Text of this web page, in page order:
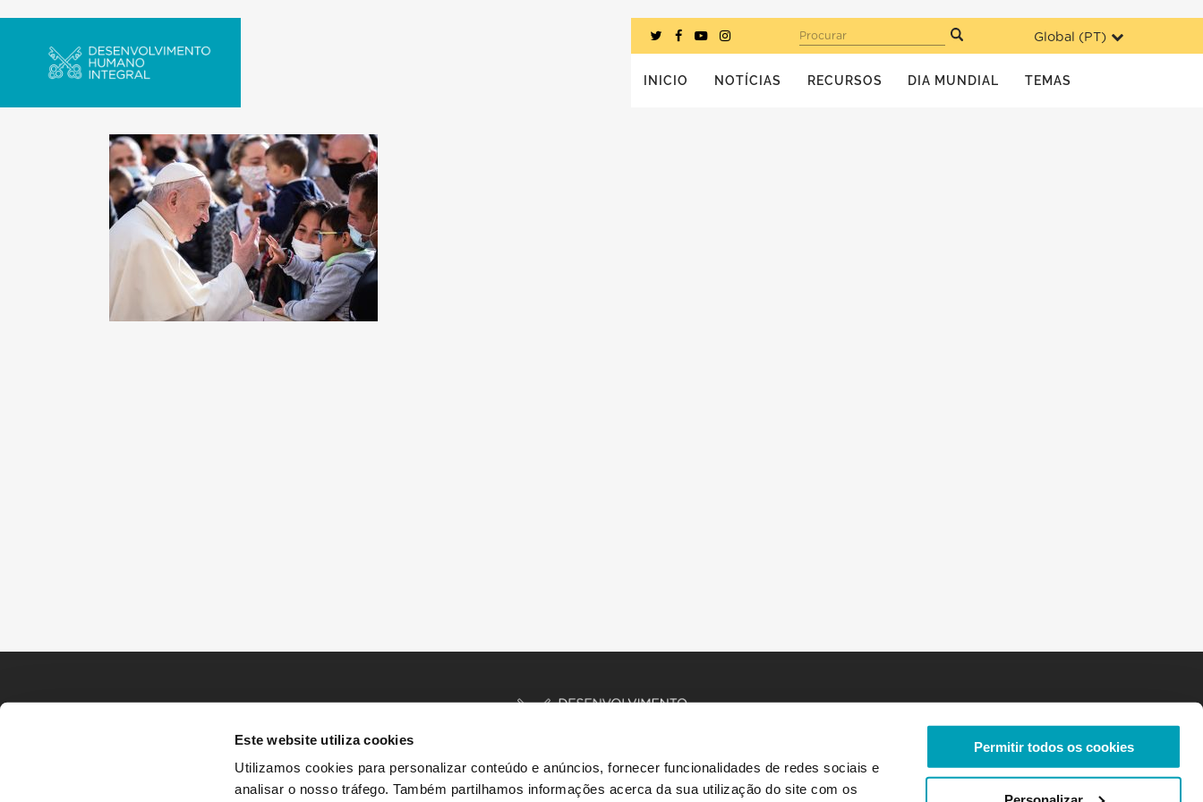
Este website utiliza cookies
Utilizamos cookies para personalizar conteúdo e anúncios, fornecer funcionalidades de redes sociais e
analisar o nosso tráfego. Também partilhamos informações acerca da sua utilização do site com os
Permitir todos os cookies
Global (PT)
Procurar
INICIO NOTÍCIAS RECURSOS DIA MUNDIAL TEMAS
INÍCIO HISTÓRIAS RECURSOS